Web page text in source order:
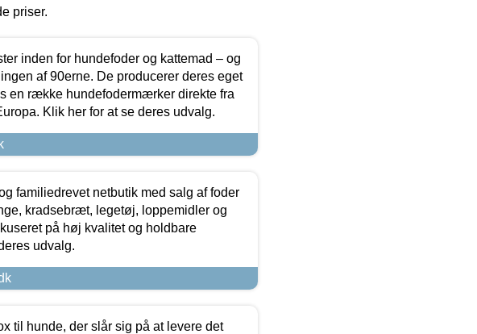
priser.
inden for hundefoder og kattemad – og
af 90erne. De producerer deres eget
en række hundefodermærker direkte fra
Klik her for at se deres udvalg.
familiedrevet netbutik med salg af foder
kradsebræt, legetøj, loppemidler og
på høj kvalitet og holdbare
udvalg.
til hunde, der slår sig på at levere det